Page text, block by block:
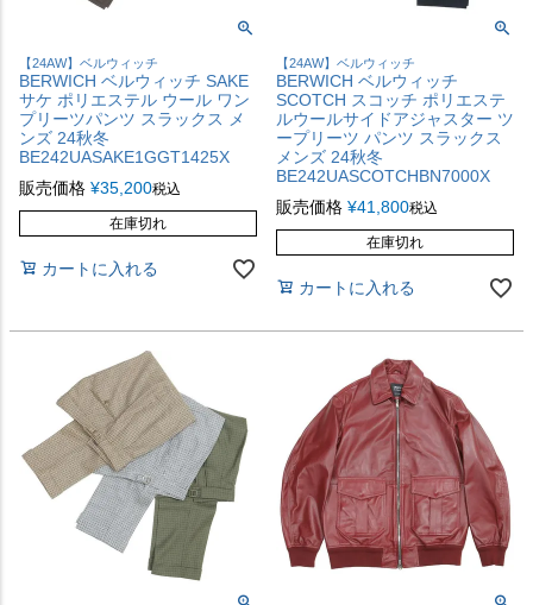
【24AW】ベルウィッチ
BERWICH ベルウィッチ SAKE
サケ ポリエステル ウール ワン
プリーツパンツ スラックス メ
ンズ 24秋冬
BE242UASAKE1GGT1425X
販売価格 ¥35,200税込
在庫切れ
カートに入れる
【24AW】ベルウィッチ
BERWICH ベルウィッチ
SCOTCH スコッチ ポリエステ
ルウールサイドアジャスター ツ
ープリーツ パンツ スラックス
メンズ 24秋冬
BE242UASCOTCHBN7000X
販売価格 ¥41,800税込
在庫切れ
カートに入れる